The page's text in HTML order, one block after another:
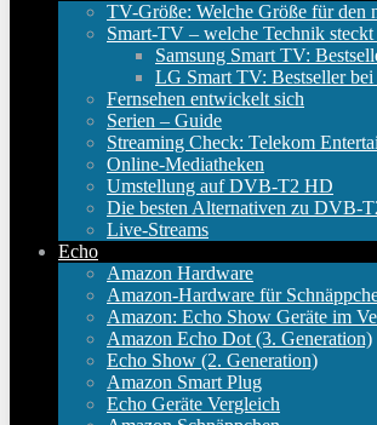
TV-Größe: Welche Größe für den
Smart-TV – welche Technik steckt
Samsung Smart TV:
LG Smart TV: Bestseller bei
Fernsehen entwickelt sich
Serien – Guide
Streaming Check: Telekom
Online-Mediatheken
Umstellung auf DVB-T2 HD
Die besten Alternativen zu DVB-
Live-Streams
Echo
Amazon Hardware
Amazon-Hardware für
Amazon: Echo Show Geräte im
Amazon Echo Dot (3. Generation)
Echo Show (2. Generation)
Amazon Smart Plug
Echo Geräte Vergleich